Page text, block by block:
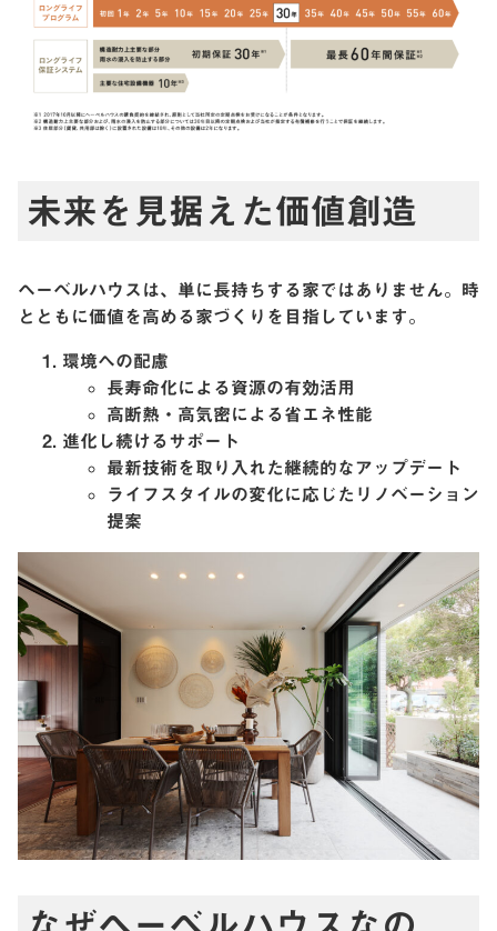
未来を見据えた価値創造
ヘーベルハウスは、単に長持ちする家ではありません。時
とともに価値を高める家づくりを目指しています。
環境への配慮
長寿命化による資源の有効活用
高断熱・高気密による省エネ性能
進化し続けるサポート
最新技術を取り入れた継続的なアップデート
ライフスタイルの変化に応じたリノベーション
提案